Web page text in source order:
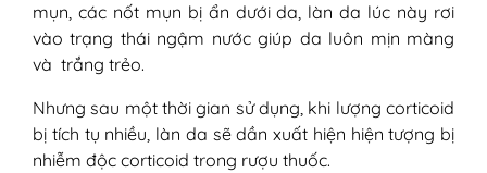
mụn, các nốt mụn bị ẩn dưới da, làn da lúc này rơi
vào trạng thái ngậm nước giúp da luôn mịn màng
và trắng trẻo.
Nhưng sau một thời gian sử dụng, khi lượng corticoid
bị tích tụ nhiều, làn da sẽ dần xuất hiện hiện tượng bị
nhiễm độc corticoid trong rượu thuốc.